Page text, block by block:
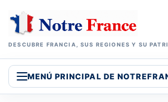
DESCUBRE FRANCIA, SUS REGIONES Y SU
MENÚ PRINCIPAL DE